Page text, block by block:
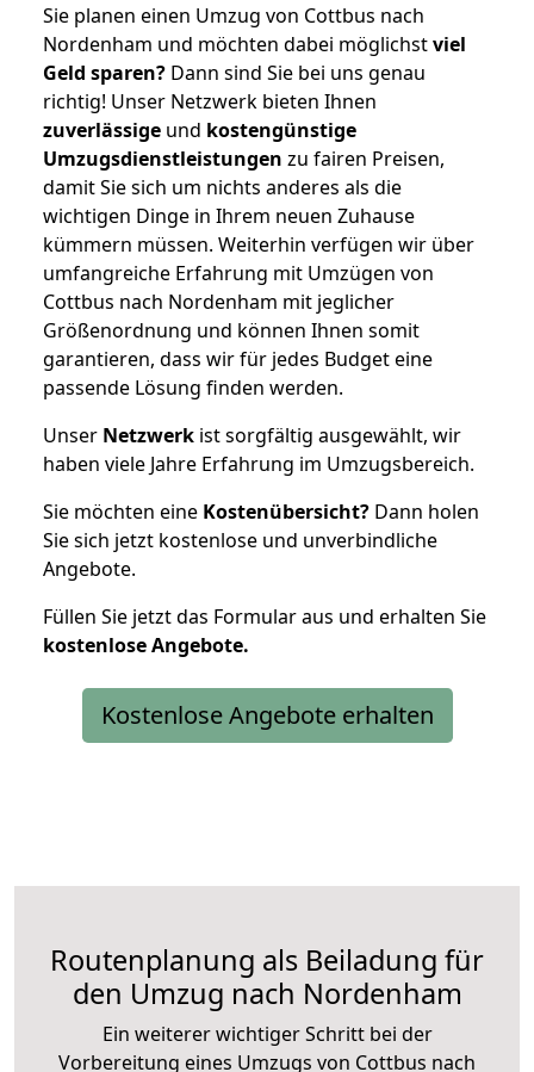
Sie planen einen Umzug von Cottbus nach
Nordenham und möchten dabei möglichstviel
Geld sparen? Dann sind Sie bei uns genau
richtig! Unser Netzwerk bieten Ihnen
zuverlässige und kostengünstige
Umzugsdienstleistungen zu fairen Preisen,
damit Sie sich um nichts anderes als die
wichtigen Dinge in Ihrem neuen Zuhause
kümmern müssen. Weiterhin verfügen wir über
umfangreiche Erfahrung mit Umzügen von
Cottbus nach Nordenham mit jeglicher
Größenordnung und können Ihnen somit
garantieren, dass wir für jedes Budget eine
passende Lösung finden werden.
Unser Netzwerk ist sorgfältig ausgewählt, wir
haben viele Jahre Erfahrung im Umzugsbereich.
Sie möchten eine Kostenübersicht? Dann holen
Sie sich jetzt kostenlose und unverbindliche
Angebote.
Füllen Sie jetzt das Formular aus und erhalten Sie
kostenloseAngebote.
Kostenlose Angebote erhalten
Routenplanung als Beiladung für
den Umzug nach Nordenham
Ein weiterer wichtiger Schritt bei der
Vorbereitung eines Umzugs von Cottbus nach